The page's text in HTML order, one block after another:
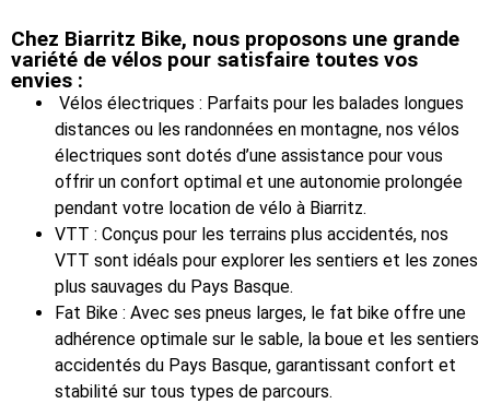
Chez Biarritz Bike, nous proposons une grande
variété de vélos pour satisfaire toutes vos
envies :
Vélos électriques : Parfaits pour les balades longues
distances ou les randonnées en montagne, nos vélos
électriques sont dotés d’une assistance pour vous
offrir un confort optimal et une autonomie prolongée
pendant votre location de vélo à Biarritz.
VTT : Conçus pour les terrains plus accidentés, nos
VTT sont idéals pour explorer les sentiers et les zones
plus sauvages du Pays Basque.
Fat Bike : Avec ses pneus larges, le fat bike offre une
adhérence optimale sur le sable, la boue et les sentiers
accidentés du Pays Basque, garantissant confort et
stabilité sur tous types de parcours.